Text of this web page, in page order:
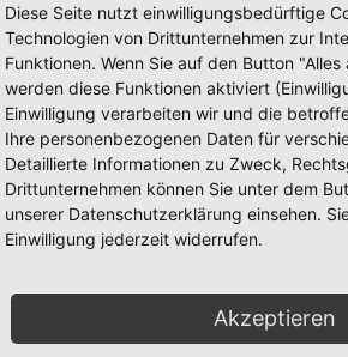
einer angemessenen Frist zu erklären,
Würdigung des Sachverhalts und
wenn sie zum Versand gebracht oder
Gründen verzögert wird oder der
zur vollständigen Zahlung sämtlicher
Diese Seite nutzt einwilligungsbedürftige
Technologien von Drittunternehmen zur
Funktionen. Wenn Sie auf den Button
werden diese Funktionen aktiviert
Einwilligung verarbeiten wir und die
Ihre personenbezogenen Daten für
Detaillierte Informationen zu Zweck,
Drittunternehmen können Sie unter dem
unserer Datenschutzerklärung einsehen.
Einwilligung jederzeit widerrufen.
Akzeptieren